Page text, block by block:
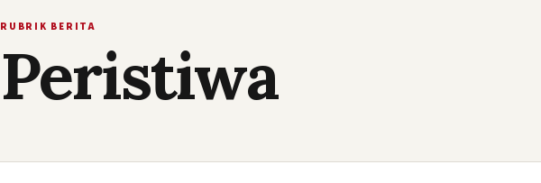
RUBRIK BERITA
Peristiwa